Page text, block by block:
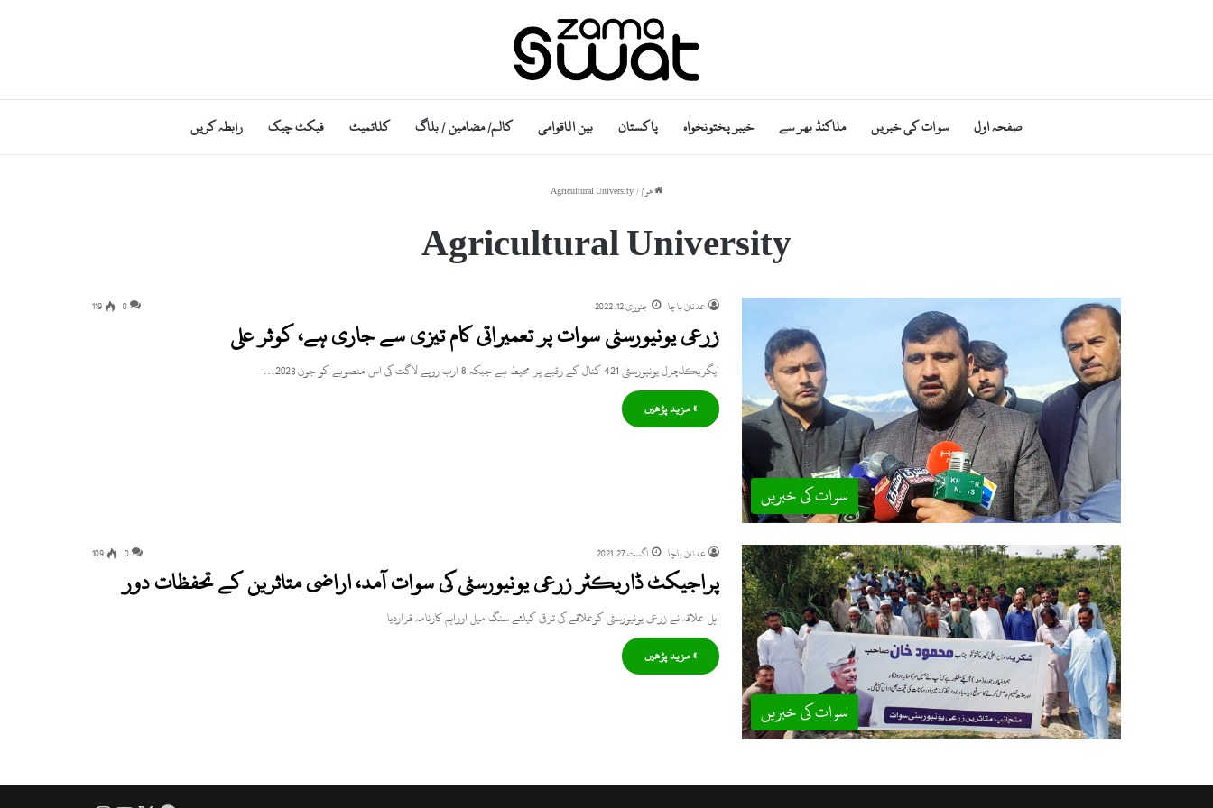
صفحہ اول سوات کی خبریں ملاکنڈ بھر سے خیبر پختونخواہ پاکستان بین الاقوامی کالم/ مضامین / بلاگ کلائمیٹ فیکٹ چیک رابطہ کریں
ھوم/
Agricultural University
Agricultural University
سوات کی خبریں
عدنان باچا جنوری 12, 2022 0
119
زرعی یونیورسٹی سوات پر تعمیراتی کام تیزی سے جاری ہے، کوثر علی
ایگریکلچرل یونیورسٹی 421 کنال کے رقبے پر محیط ہے جبکہ 8 ارب روپے لاگت کی اس منصوبے کو جون 2023…
» مزید پڑھیں
سوات کی خبریں
عدنان باچا اگست 27, 2021 0
109
پراجیکٹ ڈاریکٹر زرعی یونیورسٹی کی سوات آمد، اراضی متاثرین کے تحفظات دور
اہل علاقہ نے زرعی یونیورسٹی کوعلاقے کی ترقی کیلئے سنگ میل اوراہم کارنامہ قراردیا
» مزید پڑھیں